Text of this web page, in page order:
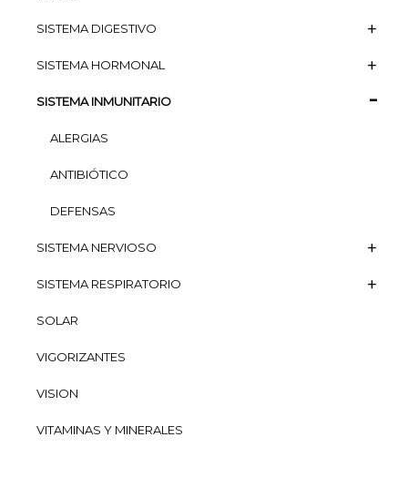
SISTEMA DIGESTIVO
SISTEMA HORMONAL
SISTEMA INMUNITARIO
ALERGIAS
ANTIBIÓTICO
DEFENSAS
SISTEMA NERVIOSO
SISTEMA RESPIRATORIO
SOLAR
VIGORIZANTES
VISION
VITAMINAS Y MINERALES